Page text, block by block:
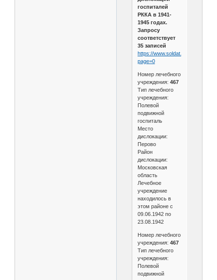
госпиталей
РККА в 1941-
1945 годах.
Запросу
соответствует
35 записей
https://www.soldat.ru/
page=0
Номер лечебного
учреждения: 467
Тип лечебного
учреждения:
Полевой
подвижной
госпиталь
Место
дислокации:
Перово
Район
дислокации:
Московская
область
Лечебное
учреждение
находилось в
этом районе с
09.06.1942 по
23.08.1942
Номер лечебного
учреждения: 467
Тип лечебного
учреждения:
Полевой
подвижной